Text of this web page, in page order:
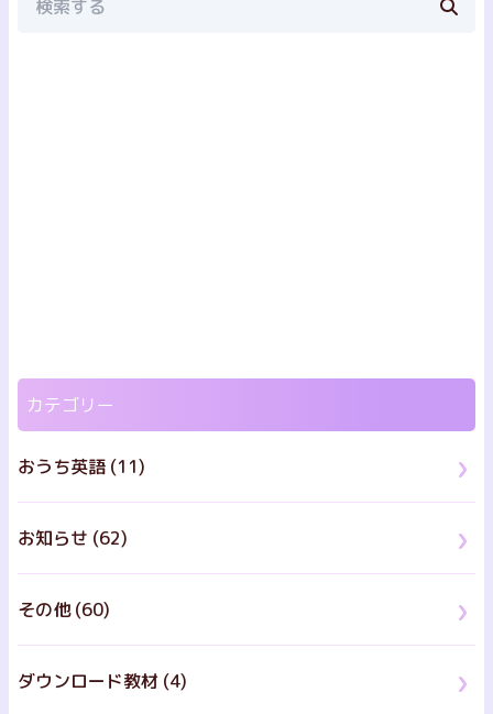
カテゴリー
おうち英語 (11)
お知らせ (62)
その他 (60)
ダウンロード教材 (4)